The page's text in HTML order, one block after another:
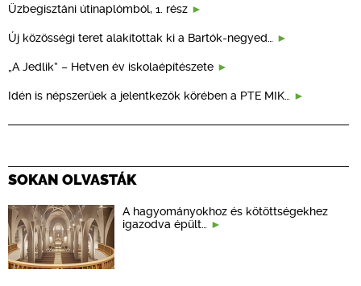
Üzbegisztáni útinaplómból, 1. rész
Új közösségi teret alakítottak ki a Bartók-negyed…
„A Jedlik” – Hetven év iskolaépítészete
Idén is népszerűek a jelentkezők körében a PTE MIK…
SOKAN OLVASTÁK
A hagyományokhoz és kötöttségekhez
igazodva épült…